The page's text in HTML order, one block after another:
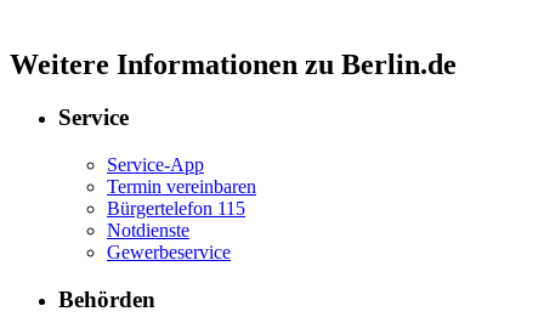
Weitere Informationen zu Berlin.de
Service
Service-App
Termin vereinbaren
Bürgertelefon 115
Notdienste
Gewerbeservice
Behörden